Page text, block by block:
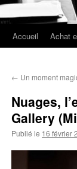
Accueil Achat
← Un moment
Nuages,
Gallery
Publié le 16 février